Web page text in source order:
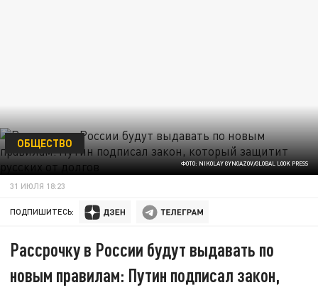
ФОТО: NIKOLAY GYNGAZOV/GLOBAL LOOK PRESS
ОБЩЕСТВО
31 ИЮЛЯ 18:23
ПОДПИШИТЕСЬ:
Рассрочку в России будут выдавать по
новым правилам: Путин подписал закон,